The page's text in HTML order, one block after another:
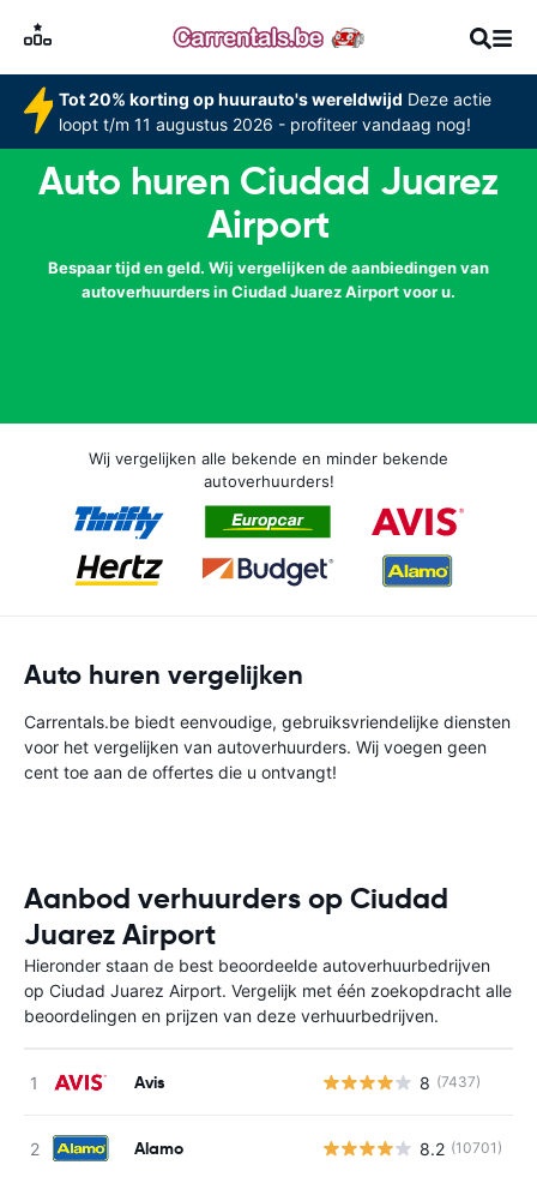
Tot 20% korting op huurauto's wereldwijd Deze actie
loopt t/m 11 augustus 2026 - profiteer vandaag nog!
Auto huren Ciudad Juarez
Airport
Bespaar tijd en geld. Wij vergelijken de aanbiedingen van
autoverhuurders in Ciudad Juarez Airport voor u.
Wij vergelijken alle bekende en minder bekende
autoverhuurders!
Auto huren vergelijken
Carrentals.be biedt eenvoudige, gebruiksvriendelijke diensten
voor het vergelijken van autoverhuurders. Wij voegen geen
cent toe aan de offertes die u ontvangt!
Aanbod verhuurders op Ciudad
Juarez Airport
Hieronder staan de best beoordeelde autoverhuurbedrijven
op Ciudad Juarez Airport. Vergelijk met één zoekopdracht alle
beoordelingen en prijzen van deze verhuurbedrijven.
Avis 8 (7437)
Alamo 8.2 (10701)